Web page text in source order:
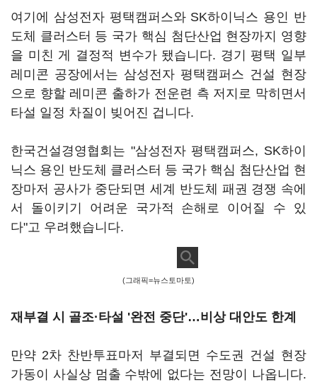
여기에 삼성전자 평택캠퍼스와 SK하이닉스 용인 반
도체 클러스터 등 국가 핵심 첨단산업 현장까지 영향
을 미친 게 결정적 변수가 됐습니다. 경기 평택 일부
레미콘 공장에서는 삼성전자 평택캠퍼스 건설 현장
으로 향할 레미콘 출하가 전운련 측 저지로 막히면서
타설 일정 차질이 빚어진 겁니다.
한국건설경영협회는 "삼성전자 평택캠퍼스, SK하이
닉스 용인 반도체 클러스터 등 국가 핵심 첨단산업 현
장마저 공사가 중단되면 세계 반도체 패권 경쟁 속에
서 돌이키기 어려운 국가적 손해로 이어질 수 있
다"고 우려했습니다.
(그래픽=뉴스토마토)
재부결 시 골조·타설 '완전 중단'…비상 대안도 한계
만약 2차 찬반투표마저 부결되면 수도권 건설 현장
가동이 사실상 멈출 수밖에 없다는 전망이 나옵니다.